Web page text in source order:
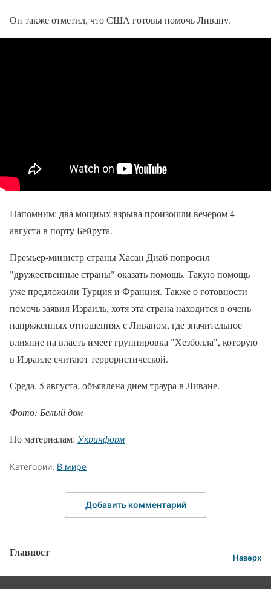
Он также отметил, что США готовы помочь Ливану.
Напомним: два мощных взрыва произошли вечером 4
августа в порту Бейрута.
Премьер-министр страны Хасан Диаб попросил
"дружественные страны" оказать помощь. Такую помощь
уже предложили Турция и Франция. Также о готовности
помочь заявил Израиль, хотя эта страна находится в очень
напряженных отношениях с Ливаном, где значительное
влияние на власть имеет группировка "Хезболла", которую
в Израиле считают террористической.
Среда, 5 августа, объявлена днем траура в Ливане.
Фото: Белый дом
По материалам: Укринформ
Категории: В мире
Добавить комментарий
Главпост Наверх